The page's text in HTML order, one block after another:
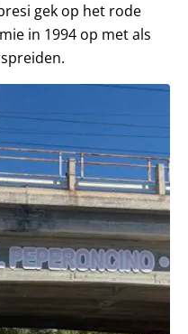
gek op het rode
in 1994 op met als